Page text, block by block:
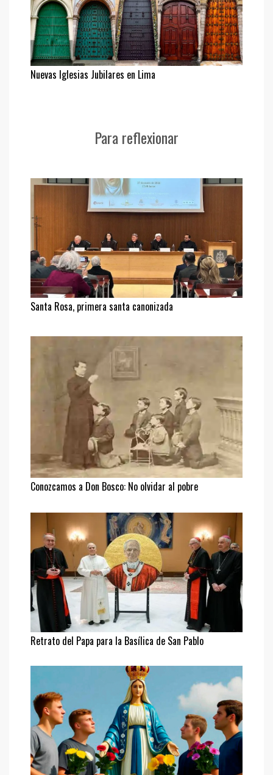
Nuevas Iglesias Jubilares en Lima
Para reflexionar
Santa Rosa, primera santa canonizada
Conozcamos a Don Bosco: No olvidar al pobre
Retrato del Papa para la Basílica de San Pablo